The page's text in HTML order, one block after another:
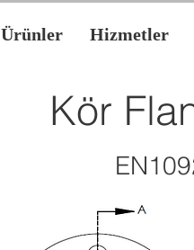
Ürünler Hizmetler
Kör